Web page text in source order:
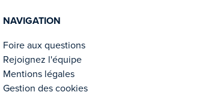
NAVIGATION
Foire aux questions
Rejoignez l'équipe
Mentions légales
Gestion des cookies